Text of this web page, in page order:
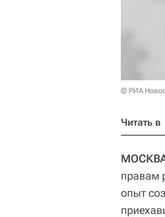
© РИА
Читать в
правам
опыт